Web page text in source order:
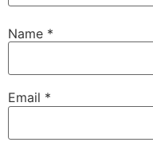
Name *
Email *